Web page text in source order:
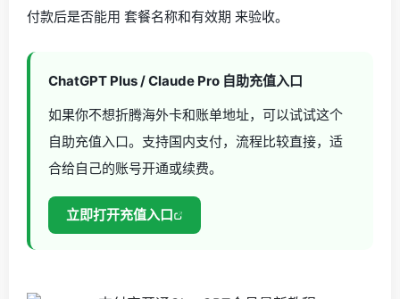
付款后是否能用 套餐名称和有效期 来验收。
ChatGPT Plus / Claude Pro 自助充值入口
如果你不想折腾海外卡和账单地址，可以试试这个
自助充值入口。支持国内支付，流程比较直接，适
合给自己的账号开通或续费。
立即打开充值入口